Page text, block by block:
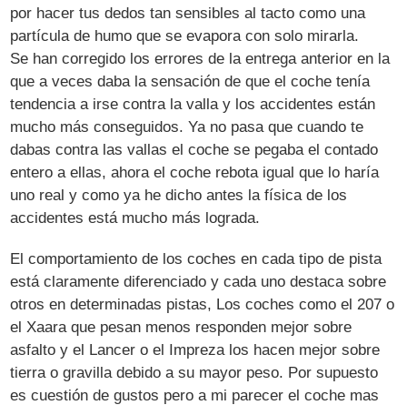
por hacer tus dedos tan sensibles al tacto como una
partícula de humo que se evapora con solo mirarla.
Se han corregido los errores de la entrega anterior en la
que a veces daba la sensación de que el coche tenía
tendencia a irse contra la valla y los accidentes están
mucho más conseguidos. Ya no pasa que cuando te
dabas contra las vallas el coche se pegaba el contado
entero a ellas, ahora el coche rebota igual que lo haría
uno real y como ya he dicho antes la física de los
accidentes está mucho más lograda.
El comportamiento de los coches en cada tipo de pista
está claramente diferenciado y cada uno destaca sobre
otros en determinadas pistas, Los coches como el 207 o
el Xaara que pesan menos responden mejor sobre
asfalto y el Lancer o el Impreza los hacen mejor sobre
tierra o gravilla debido a su mayor peso. Por supuesto
es cuestión de gustos pero a mi parecer el coche mas